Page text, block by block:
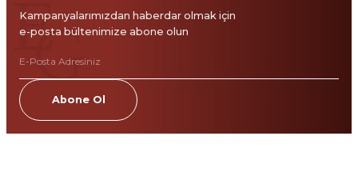
Kampanyalarımızdan haberdar olmak için
e-posta bültenimize abone olun
Abone Ol